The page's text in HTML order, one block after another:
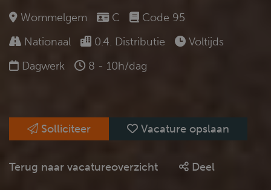
Wommelgem C
Code 95
Nationaal
0.4. Distributie
Voltijds
Dagwerk
8 - 10h/dag
Solliciteer Vacature opslaan
Terug naar vacatureoverzicht Deel